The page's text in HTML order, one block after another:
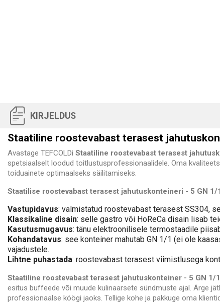
KIRJELDUS
Staatiline roostevabast terasest
Avastage TEFCOLDi Staatiline roostevabast terasest
spetsiaalselt loodud toitlustusprofessionaalidele. Oma
toiduainete optimaalseks säilitamiseks.
Staatilise roostevabast terasest jahutuskonteineri - 5 GN 1/
Vastupidavus: valmistatud roostevabast terasest SS304,
Klassikaline disain: selle gastro või HoReCa disain lisab
Kasutusmugavus: tänu elektroonilisele termostaadile
Kohandatavus: see konteiner mahutab GN 1/1 (ei ole
vajadustele.
Lihtne puhastada: roostevabast terasest viimistlusega
Staatiline roostevabast terasest jahutuskonteiner - 5 GN 1/
esitus buffeede või muude kulinaarsete sündmuste ajal. Ärge
professionaalse köögi jaoks. Tellige kohe ja pakkuge oma